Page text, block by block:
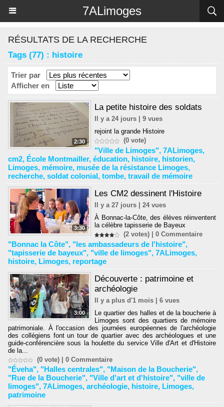
7ALimoges
RÉSULTATS DE LA RECHERCHE
Tags (77) : histoire
Trier par
Afficher en
2:30
La petite histoire des soldats
Il y a 24 jours | 9 vues
rejoint la grande Histoire
(0 vote)
"Ville de Limoges",7ALimoges,
cm2, École Montmailler, éducation, histoire, historien,
Limoges, mémoire, musée de la résistance Limoges,
recherche, soldat colonial, tombe, travail de mémoire
3:30
Les CM2 dessinent l'Histoire
Il y a 27 jours | 24 vues
À Bonnac-la-Côte, des élèves réinventent
la célèbre tapisserie de Bayeux
(2 votes) |0 Commentaire
"Bonnac la Côte", "les ambassadeurs de l'histoire",
"tapisserie de bayeux", "ville de limoges", 7ALimoges,
histoire, Limoges, reportage
3:00
Découverte : patrimoine et
archéologie
Il y a plus d'1 mois | 6 vues
Le quartier des halles et de la boucherie à
Limoges sont des quartiers de mémoire
patrimoniale. À l'occasion des journées européennes de l'archéologie
des collégiens font un tour de quartier avec des archéologues et une
guide-conférencière sous la houlette du service Ville d'Art et d'Histoire
de la...
(0 vote) | 0 Commentaire
"Éveha", "Halles centrales", "Maison de la Boucherie",
"Rue de la Boucherie", "Ville d'art et d'histoire", "ville de
limoges", 7ALimoges, archéologie, histoire, Limoges,
patrimoine